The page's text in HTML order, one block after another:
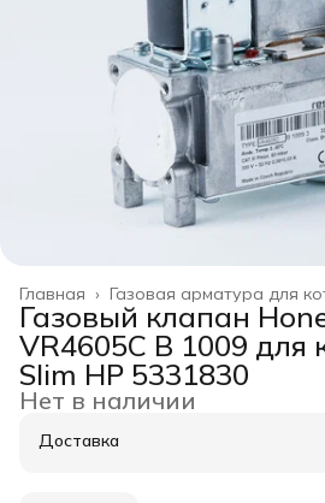
Газовая арматура для
Главная ›
Газовый клапан
VR4605C B 1009 для
Slim HP 5331830
Нет в наличии
Доставка